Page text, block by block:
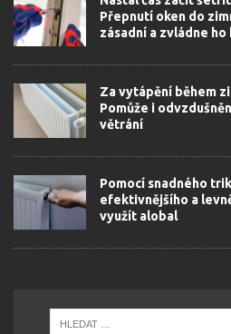
Přepnutí oken do
zásadní a zvládne ho
Za vytápění během
Pomůže i
větrání
Pomocí snadného
efektivnějšího a
využít alobal